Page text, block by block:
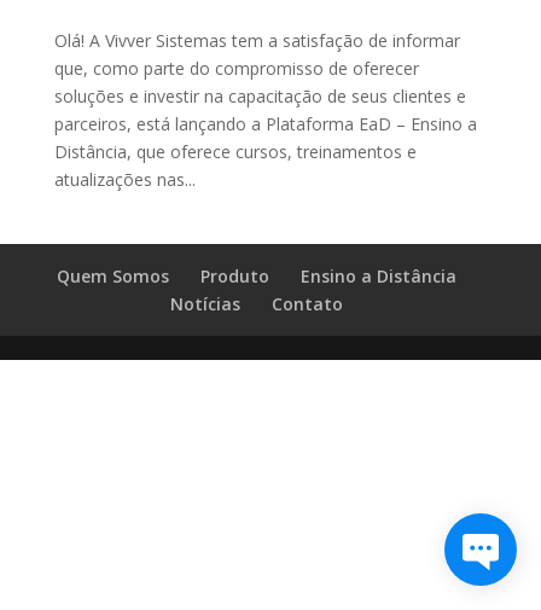
Olá! A Vivver Sistemas tem a satisfação de informar
que, como parte do compromisso de oferecer
soluções e investir na capacitação de seus clientes e
parceiros, está lançando a Plataforma EaD – Ensino a
Distância, que oferece cursos, treinamentos e
atualizações nas...
Quem Somos Produto
Ensino a Distância
Notícias
Contato